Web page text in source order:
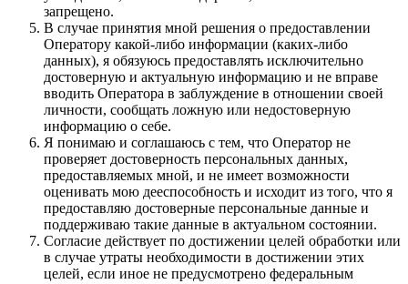
запрещено.
В случае принятия мной решения о предоставлении
Оператору какой-либо информации (каких-либо
данных), я обязуюсь предоставлять исключительно
достоверную и актуальную информацию и не вправе
вводить Оператора в заблуждение в отношении своей
личности, сообщать ложную или недостоверную
информацию о себе.
Я понимаю и соглашаюсь с тем, что Оператор не
проверяет достоверность персональных данных,
предоставляемых мной, и не имеет возможности
оценивать мою дееспособность и исходит из того, что я
предоставляю достоверные персональные данные и
поддерживаю такие данные в актуальном состоянии.
Согласие действует по достижении целей обработки или
в случае утраты необходимости в достижении этих
целей, если иное не предусмотрено федеральным